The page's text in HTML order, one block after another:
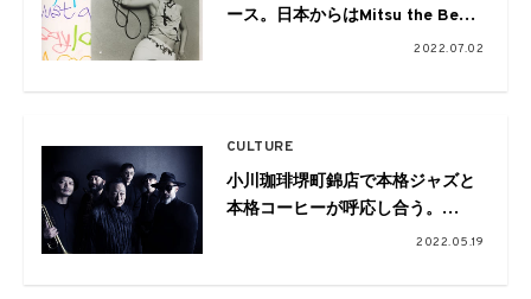
ース。日本からはMitsu the Beats
2022.07.02
CULTURE
小川珈琲堺町錦店で本格ジャズと
本格コーヒーが呼応し合う。
KYOTO JAZZ SEXTETのニュー・
『SUCCESSION』を記念して写真
2022.05.19